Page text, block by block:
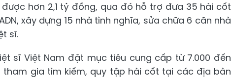
hơn 2,1 tỷ đồng, qua đó hỗ trợ đưa 35 hài cốt
xây dựng 15 nhà tình nghĩa, sửa chữa 6 căn nhà
sĩ.
sĩ Việt Nam đặt mục tiêu cung cấp từ 7.000 đến
tham gia tìm kiếm, quy tập hài cốt tại các địa bàn